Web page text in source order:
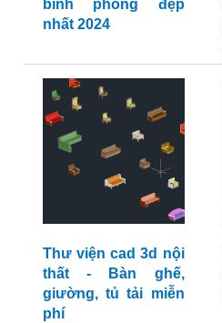
bình phong đẹp
nhất 2024
Thư viện cad 3d nội
thất - Bàn ghế,
giường, tủ tải miễn
phí